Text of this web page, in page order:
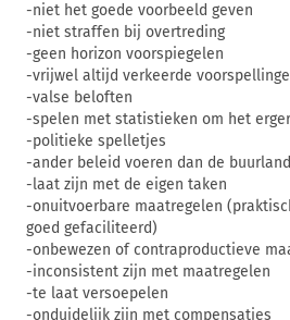
-niet het goede voorbeeld geven
-niet straffen bij overtreding
-geen horizon voorspiegelen
-vrijwel altijd verkeerde
-valse beloften
-spelen met statistieken om het
-politieke spelletjes
-ander beleid voeren dan de
-laat zijn met de eigen taken
-onuitvoerbare maatregelen
goed gefaciliteerd)
-onbewezen of contraproductieve
-inconsistent zijn met maatregelen
-te laat versoepelen
-onduidelijk zijn met compensaties